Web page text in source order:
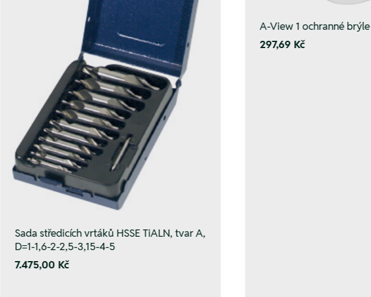
Sada středicích vrtáků HSSE TiALN, tvar A,
D=1-1,6-2-2,5-3,15-4-5
7.475,00 Kč
A-View 1 ochranné brýle
297,69 Kč